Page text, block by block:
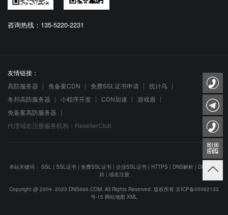
咨询热线：135-5220-2231
友情链接：
高防服务器
免备案CDN 免费SSL证书申请
统计鸟
冬邦高防服务器
小程序开发 CDN加速
游戏盾
免备案高防服务器
代理域名注册服务机构：ResellerClub
本站关键词： SSL | SSL证书 | 免费SSL证书 | 企业SSL证书 | HTTPS | DNS解析 | DNS防劫
持| 域名注册
Copyright @ 2004- 2023 DNS666.COM. All Rights Reserved. 版权所有 京ICP备05062133
号-15 网站地图 XML